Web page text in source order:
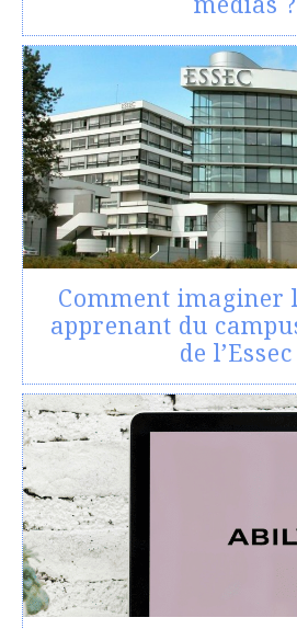
Comment imaginer
apprenant du
de l’Essec